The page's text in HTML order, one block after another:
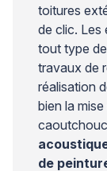
toitures
de clic. Les
tout type
travaux de
réalisation
bien la
de